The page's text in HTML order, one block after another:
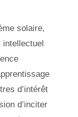
solaire,
intellectuel
d’intérêt
d’inciter